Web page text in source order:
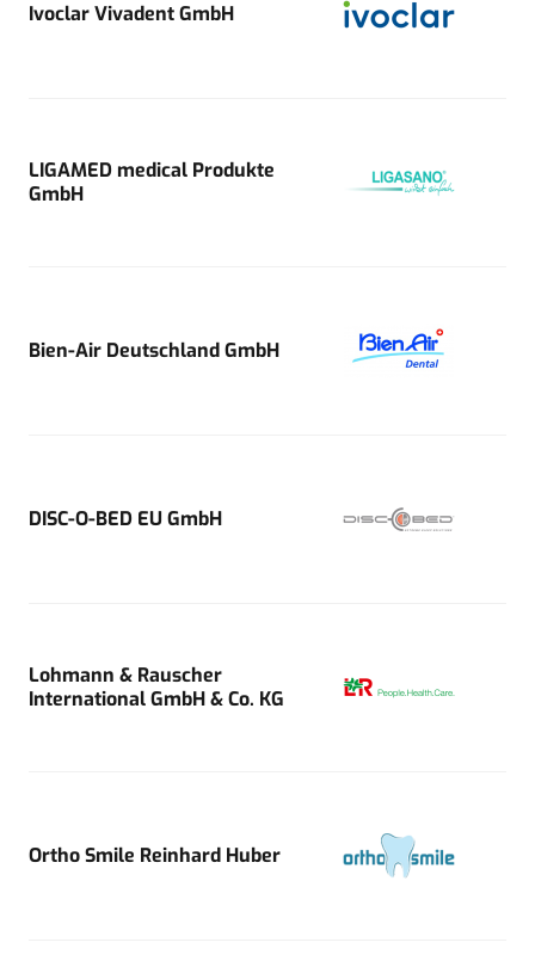
Ivoclar Vivadent GmbH
LIGAMED medical Produkte
GmbH
Bien-Air Deutschland GmbH
DISC-O-BED EU GmbH
Lohmann & Rauscher
International GmbH & Co. KG
Ortho Smile Reinhard Huber